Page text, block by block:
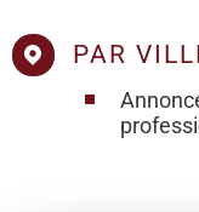
PAR